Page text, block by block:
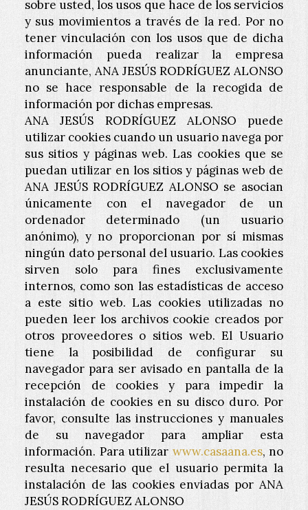
sobre usted, los usos que hace de los servicios
y sus movimientos a través de la red. Por no
tener vinculación con los usos que de dicha
información pueda realizar la empresa
anunciante, ANA JESÚS RODRÍGUEZ ALONSO
no se hace responsable de la recogida de
información por dichas empresas.
ANA JESÚS RODRÍGUEZ ALONSO puede
utilizar cookies cuando un usuario navega por
sus sitios y páginas web. Las cookies que se
puedan utilizar en los sitios y páginas web de
ANA JESÚS RODRÍGUEZ ALONSO se asocian
únicamente con el navegador de un
ordenador determinado (un usuario
anónimo), y no proporcionan por sí mismas
ningún dato personal del usuario. Las cookies
sirven solo para fines exclusivamente
internos, como son las estadísticas de acceso
a este sitio web. Las cookies utilizadas no
pueden leer los archivos cookie creados por
otros proveedores o sitios web. El Usuario
tiene la posibilidad de configurar su
navegador para ser avisado en pantalla de la
recepción de cookies y para impedir la
instalación de cookies en su disco duro. Por
favor, consulte las instrucciones y manuales
de su navegador para ampliar esta
información. Para utilizar www.casaana.es, no
resulta necesario que el usuario permita la
instalación de las cookies enviadas porANA
JESÚS RODRÍGUEZ ALONSO